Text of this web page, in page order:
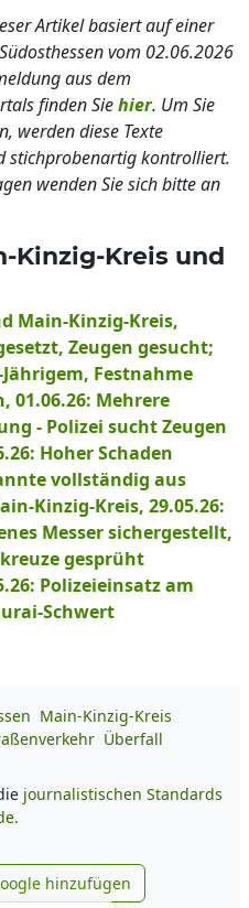
Artikel basiert auf einer
vom 02.06.2026
aus dem
finden Siehier. Um Sie
werden diese Texte
stichprobenartig kontrolliert.
wenden Sie sich bitte an
Kinzig-Kreis und
Main-Kinzig-Kreis,
Zeugen gesucht;
Festnahme
01.06.26: Mehrere
- Polizei sucht Zeugen
Hoher Schaden
vollständig aus
Kinzig-Kreis, 29.05.26:
Messer sichergestellt,
gesprüht
Polizeieinsatz am
Schwert
Main-Kinzig-Kreis
Überfall
journalistischen Standards
news.de zu Google
hinzufügen